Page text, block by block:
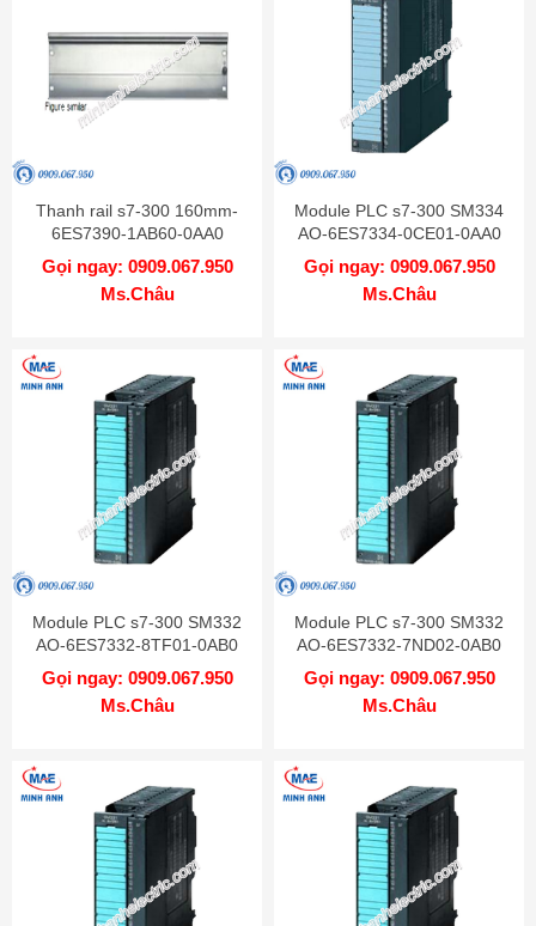
Thanh rail s7-300 160mm-
6ES7390-1AB60-0AA0
Gọi ngay: 0909.067.950
Ms.Châu
Module PLC s7-300 SM334
AO-6ES7334-0CE01-0AA0
Gọi ngay: 0909.067.950
Ms.Châu
Module PLC s7-300 SM332
AO-6ES7332-8TF01-0AB0
Gọi ngay: 0909.067.950
Ms.Châu
Module PLC s7-300 SM332
AO-6ES7332-7ND02-0AB0
Gọi ngay: 0909.067.950
Ms.Châu